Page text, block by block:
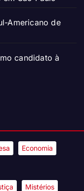
Americano de
candidato à
Economia
Mistérios